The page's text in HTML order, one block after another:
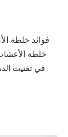
فوائد خلطة
خلطة
في تفتيت